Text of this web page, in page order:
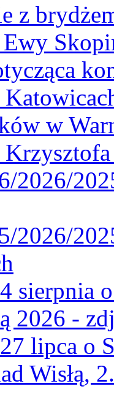
z
w
2026/
2026/
sierpnia
2026 -
lipca o
Wisłą,